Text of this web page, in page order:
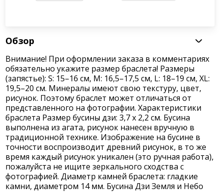
Обзор
Внимание! При оформлении заказа в комментариях
обязательно укажите размер браслета! Размеры
(запястье): S: 15–16 см, M: 16,5–17,5 см, L: 18–19 см, XL:
19,5–20 см. Минералы имеют свою текстуру, цвет,
рисунок. Поэтому браслет может отличаться от
представленного на фотографии. Характеристики
браслета Размер бусины дзи: 3,7 х 2,2 см. Бусина
выполнена из агата, рисунок нанесен вручную в
традиционной технике. Изображение на бусине в
точности воспроизводит древний рисунок, в то же
время каждый рисунок уникален (это ручная работа),
пожалуйста не ищите зеркального сходства с
фотографией. Диаметр камней браслета: гладкие
камни, диаметром 14 мм. Бусина Дзи Земля и Небо